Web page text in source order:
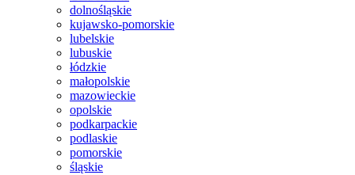
dolnośląskie
kujawsko-pomorskie
lubelskie
lubuskie
łódzkie
małopolskie
mazowieckie
opolskie
podkarpackie
podlaskie
pomorskie
śląskie